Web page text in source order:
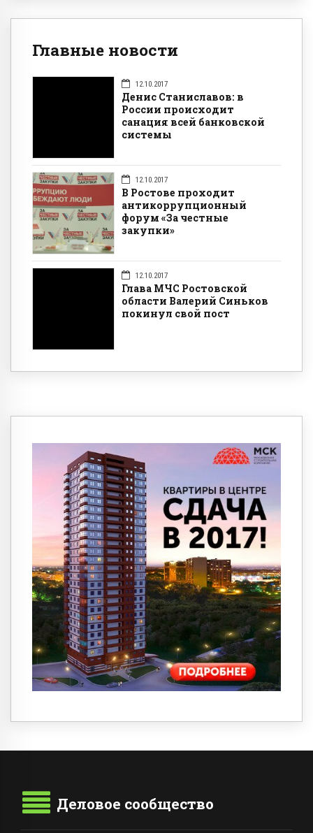
Главные новости
12.10.2017
Денис Станиславов: в
России происходит
санация всей банковской
системы
12.10.2017
В Ростове проходит
антикоррупционный
форум «За честные
закупки»
12.10.2017
Глава МЧС Ростовской
области Валерий Синьков
покинул свой пост
Деловое сообщество